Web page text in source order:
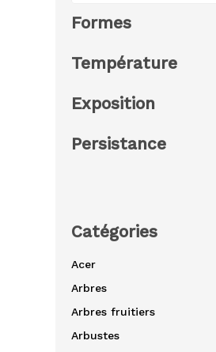
Formes
Température
Exposition
Persistance
Catégories
Acer
Arbres
Arbres fruitiers
Arbustes